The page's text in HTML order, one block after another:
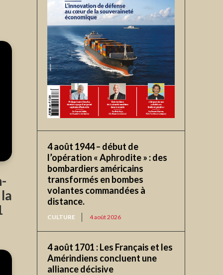
4 août 1944 – début de
l’opération « Aphrodite » : des
bombardiers américains
transformés en bombes
volantes commandées à
distance.
CULTURE 4 août 2026
4 août 1701 : Les Français et les
Amérindiens concluent une
alliance décisive